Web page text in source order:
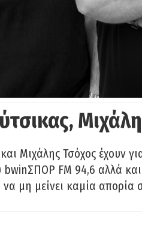
Μιχάλης Τσόχος έχουν
bwinΣΠΟΡ FM 94,6 αλλά
να μη μείνει καμία απορία